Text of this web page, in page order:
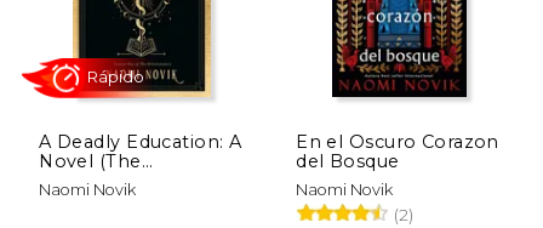
15% 15%
A Deadly Education: A
Novel (The
Scholomance) (en
Inglés)
Naomi Novik
En el Oscuro Corazon
del Bosque
Naomi Novik
(2)